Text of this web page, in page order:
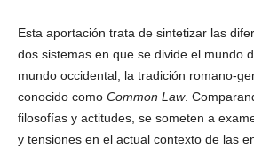
Esta aportación trata de sintetizar las
dos sistemas en que se divide el mundo
mundo occidental, la tradición romano-
conocido como Common Law.
filosofías y actitudes, se someten a
y tensiones en el actual contexto de las